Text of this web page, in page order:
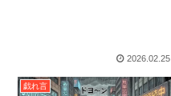
2026.02.25
戯れ言